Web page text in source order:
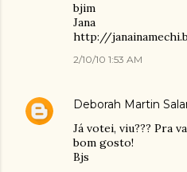
bjim
Jana
http://
2/10/10 1:53 AM
Deborah Martin
Já votei, viu??? Pra
bom gosto!
Bjs